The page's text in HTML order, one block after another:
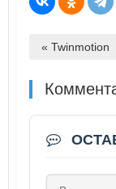
« Twinmotion